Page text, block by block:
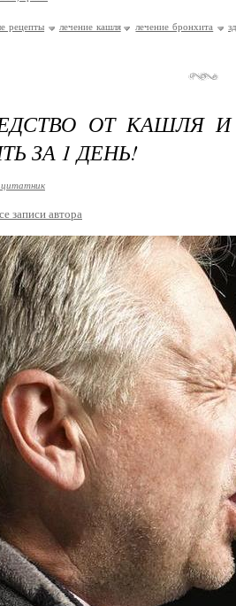
рецепты лечение кашля лечение бронхита
ОТ КАШЛЯ
ЗА 1 ДЕНЬ!
записи автора